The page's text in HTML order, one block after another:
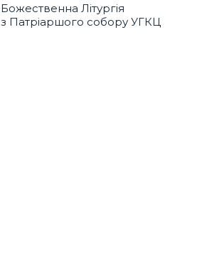
Божественна Літургія
з Патріаршого собору УГКЦ